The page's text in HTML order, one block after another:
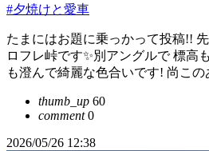
#夕焼けと愛車
たまにはお題に乗っかって投稿!!
ロフレ峠です✨別アングルで 標高
も澄んで綺麗な色合いです! 尚この
thumb_up 60
comment0
2026/05/26 12:38